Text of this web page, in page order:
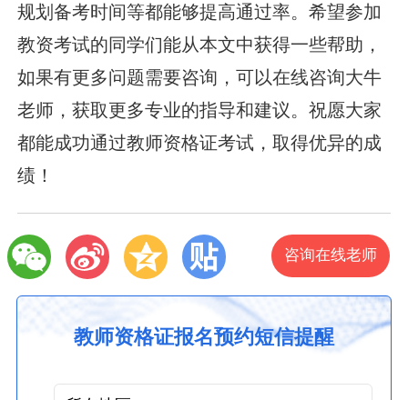
规划备考时间等都能够提高通过率。希望参加
教资考试的同学们能从本文中获得一些帮助，
如果有更多问题需要咨询，可以在线咨询大牛
老师，获取更多专业的指导和建议。祝愿大家
都能成功通过教师资格证考试，取得优异的成
绩！
咨询在线老师
教师资格证报名预约短信提醒